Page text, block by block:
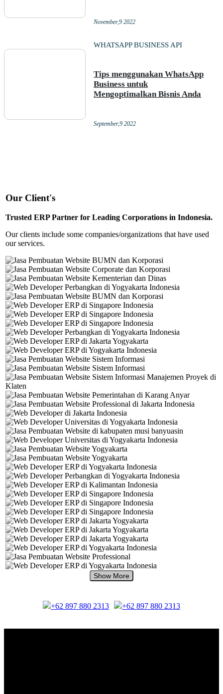
November,9 2022
WHATSAPP BUSINESS API
Tips menggunakan WhatsApp
Business untuk
Mengoptimalkan Bisnis Anda
September,9 2022
Our Client's
Trusted ERP Partner for Leading Corporations in Indonesia.
Our clients include some companies/organizations that have used
our services.
+62 897 880 2313 +62 897 880 2313